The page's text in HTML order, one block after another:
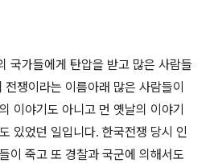
국가들에게 탄압을 받고 많은 사람들
쟁이라는 이름아래 많은 사람들이
이야기도 아니고 먼 옛날의 이야기
있었던 일입니다. 한국전쟁 당시 인
이 죽고 또 경찰과 국군에 의해서도